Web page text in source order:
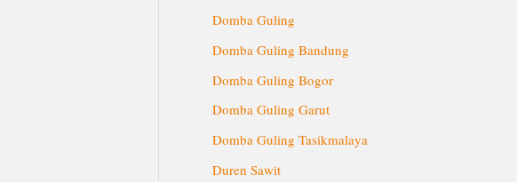
Domba Guling
Domba Guling Bandung
Domba Guling Bogor
Domba Guling Garut
Domba Guling Tasikmalaya
Duren Sawit